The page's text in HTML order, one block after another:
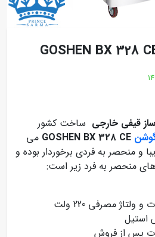
قیفی خارجی ساخت کشور
می
و منحصر به فردی برخوردار بوده و
منحصر به فرد زیر است:
استیل
پس از فروش